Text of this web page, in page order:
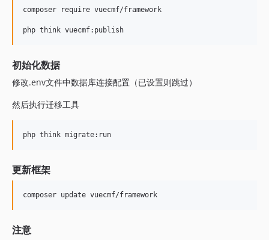
composer require vuecmf/framework
初始化数据
修改.env文件中数据库连接配置（已设置则跳过）
然后执行迁移工具
更新框架
注意